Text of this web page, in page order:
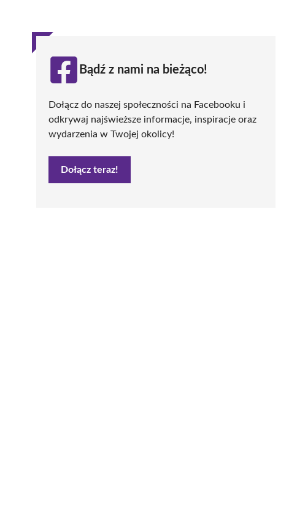
Bądź z nami na bieżąco!
Dołącz do naszej społeczności na Facebooku i
odkrywaj najświeższe informacje, inspiracje oraz
wydarzenia w Twojej okolicy!
Dołącz teraz!